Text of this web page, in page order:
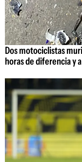
Dos motociclistas
horas de diferencia y